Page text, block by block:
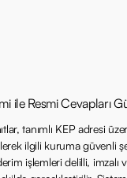
ile Resmi Cevapları
tanımlı KEP adresi
ilgili kuruma güvenli
işlemleri delilli, imzalı